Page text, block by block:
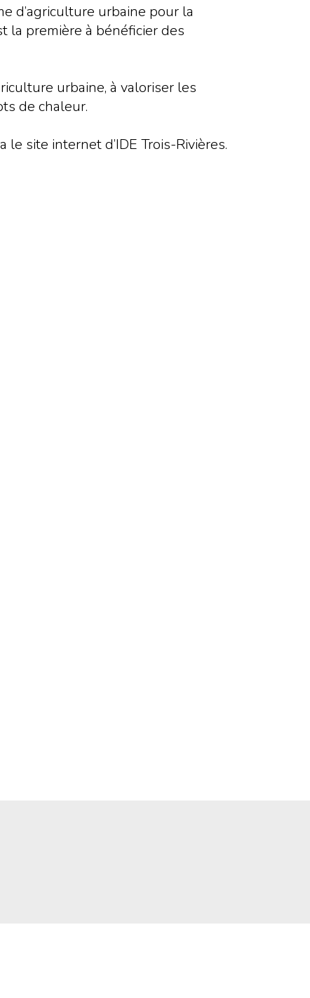
d’agriculture urbaine pour la
la première à bénéficier des
urbaine, à valoriser les
de chaleur.
site internet d’IDE Trois-Rivières.